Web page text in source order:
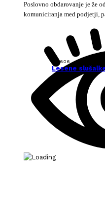
125606
Lesene
Poslovno obdarovanje je že
komuniciranja med podjetji,